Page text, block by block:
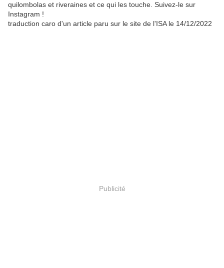
quilombolas et riveraines et ce qui les touche. Suivez-le sur
Instagram !
traduction caro d'un article paru sur le site de l'ISA le 14/12/2022
Publicité